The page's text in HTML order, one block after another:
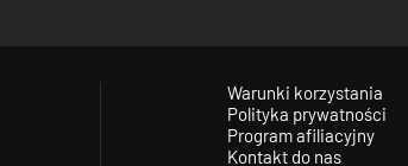
Warunki korzystania
Polityka prywatności
Program afiliacyjny
Kontakt do nas